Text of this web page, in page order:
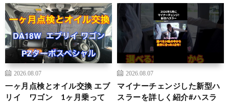
2026.08.07
一ヶ月点検とオイル交換 エブ
リイ ワゴン 1ヶ月乗って
2026.08.07
マイナーチェンジした新型ハ
スラーを詳しく紹介#ハスラ